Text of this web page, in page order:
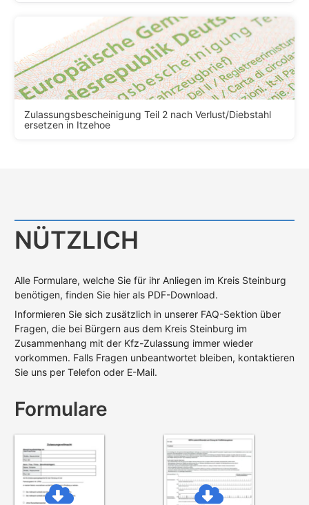
Zulassungsbescheinigung Teil 2 nach Verlust/Diebstahl
ersetzen in Itzehoe
NÜTZLICH
Alle Formulare, welche Sie für ihr Anliegen im Kreis Steinburg
benötigen, finden Sie hier als PDF-Download.
Informieren Sie sich zusätzlich in unserer FAQ-Sektion über
Fragen, die bei Bürgern aus dem Kreis Steinburg im
Zusammenhang mit der Kfz-Zulassung immer wieder
vorkommen. Falls Fragen unbeantwortet bleiben, kontaktieren
Sie uns per Telefon oder E-Mail.
Formulare